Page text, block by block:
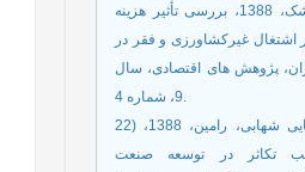
محمد، مسائلی، ارشک، 1388، بررسی تأثیر هزینه
غیرکشاورزی و فقر در
پژوهش های اقتصادی، سال
9، شماره 4.
22) نسترن، مهین؛ رضایی شهابی، رامین، 1388،
تکاثر در توسعه صنعت